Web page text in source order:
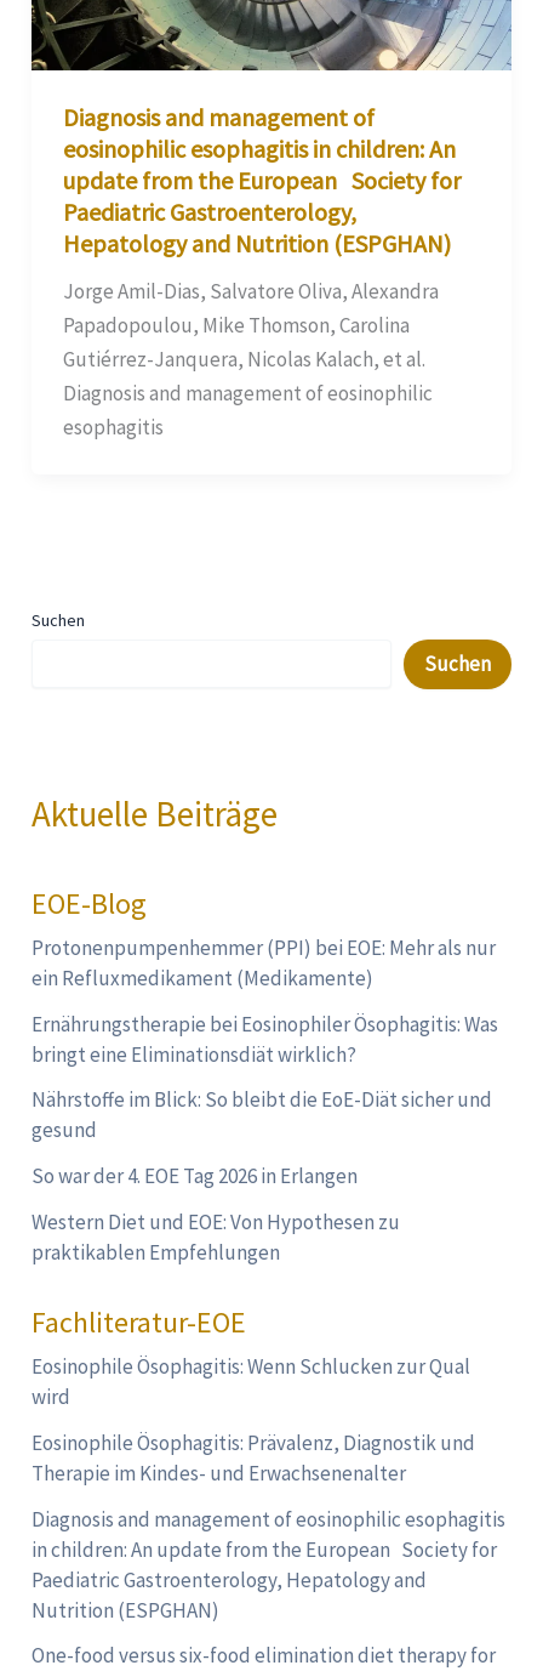
Diagnosis and management of
eosinophilic esophagitis in children: An
update from the European Society for
Paediatric Gastroenterology,
Hepatology and Nutrition (ESPGHAN)
Jorge Amil-Dias, Salvatore Oliva, Alexandra
Papadopoulou, Mike Thomson, Carolina
Gutiérrez-Janquera, Nicolas Kalach, et al.
Diagnosis and management of eosinophilic
esophagitis
Suchen
Suchen
Aktuelle Beiträge
EOE-Blog
Protonenpumpenhemmer (PPI) bei EOE: Mehr als nur
ein Refluxmedikament (Medikamente)
Ernährungstherapie bei Eosinophiler Ösophagitis: Was
bringt eine Eliminationsdiät wirklich?
Nährstoffe im Blick: So bleibt die EoE-Diät sicher und
gesund
So war der 4. EOE Tag 2026 in Erlangen
Western Diet und EOE: Von Hypothesen zu
praktikablen Empfehlungen
Fachliteratur-EOE
Eosinophile Ösophagitis: Wenn Schlucken zur Qual
wird
Eosinophile Ösophagitis: Prävalenz, Diagnostik und
Therapie im Kindes- und Erwachsenenalter
Diagnosis and management of eosinophilic esophagitis
in children: An update from the European Society for
Paediatric Gastroenterology, Hepatology and
Nutrition (ESPGHAN)
One-food versus six-food elimination diet therapy for